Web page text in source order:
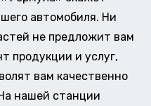
автомобиля. Ни
не предложит вам
продукции и услуг,
вам качественно
нашей станции